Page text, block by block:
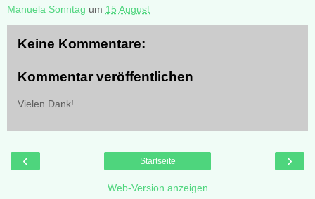
Manuela Sonntag um 15 August
Keine Kommentare:
Kommentar veröffentlichen
Vielen Dank!
‹ ›
Startseite
Web-Version anzeigen